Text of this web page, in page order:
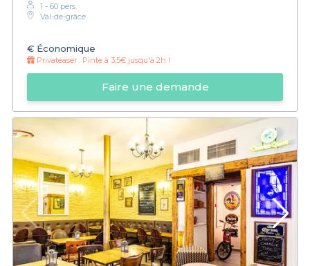
1 - 60 pers.
Val-de-grâce
€ Économique
Privateaser : Pinte à 3,5€ jusqu'à 2h !
Faire une demande